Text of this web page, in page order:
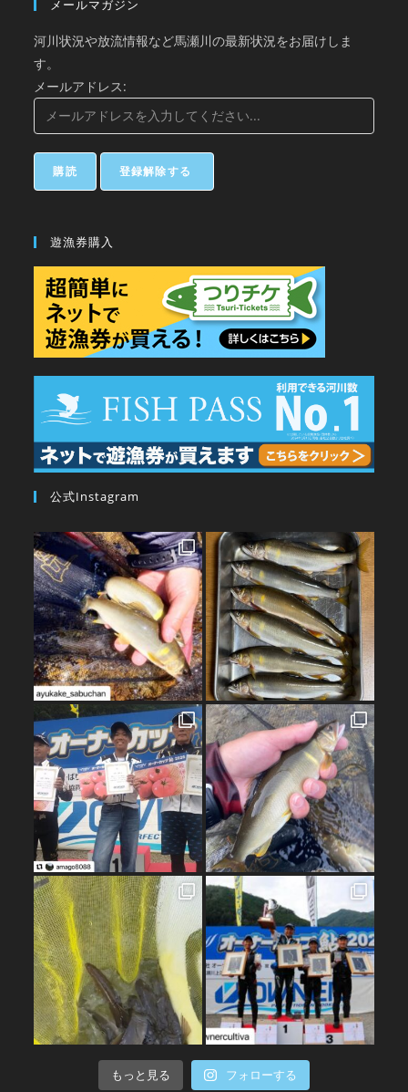
メールマガジン
河川状況や放流情報など馬瀬川の最新状況をお届けしま
す。
メールアドレス:
遊漁券購入
公式Instagram
もっと見る フォローする